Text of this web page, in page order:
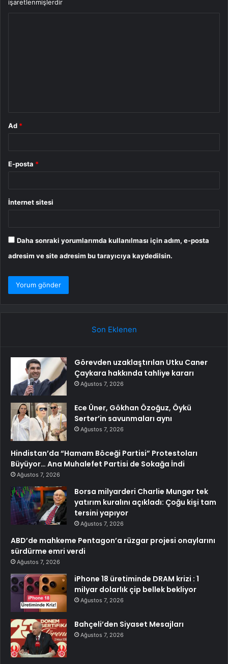
işaretlenmişlerdir
Ad *
E-posta *
İnternet sitesi
Daha sonraki yorumlarımda kullanılması için adım, e-posta
adresim ve site adresim bu tarayıcıya kaydedilsin.
Son Eklenen
Görevden uzaklaştırılan Utku Caner
Çaykara hakkında tahliye kararı
Ağustos 7, 2026
Ece Üner, Gökhan Özoğuz, Öykü
Serter’in savunmaları aynı
Ağustos 7, 2026
Hindistan’da “Hamam Böceği Partisi” Protestoları
Büyüyor… Ana Muhalefet Partisi de Sokağa İndi
Ağustos 7, 2026
Borsa milyarderi Charlie Munger tek
yatırım kuralını açıkladı: Çoğu kişi tam
tersini yapıyor
Ağustos 7, 2026
ABD’de mahkeme Pentagon’a rüzgar projesi onaylarını
sürdürme emri verdi
Ağustos 7, 2026
iPhone 18 üretiminde DRAM krizi : 1
milyar dolarlık çip bellek bekliyor
Ağustos 7, 2026
Bahçeli’den Siyaset Mesajları
Ağustos 7, 2026